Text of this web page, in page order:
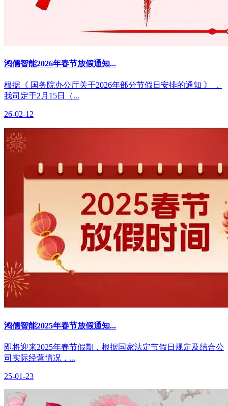
鸿儒智能2026年春节放假通知...
根据《 国务院办公厅关于2026年部分节假日安排的通知 》 ，
我司定于2月15日（...
26-02-12
鸿儒智能2025年春节放假通知...
即将迎来2025年春节假期，根据国家法定节假日规定及结合公
司实际经营情况，...
25-01-23